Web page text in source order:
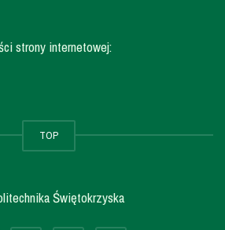
strony internetowej:
TOP
Świętokrzyska